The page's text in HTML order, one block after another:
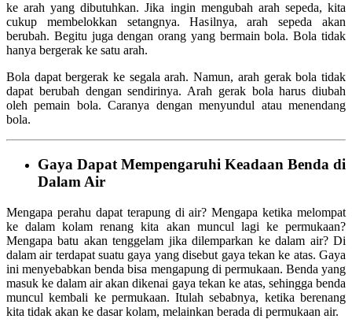
ke arah yang dibutuhkan. Jika ingin mengubah arah sepeda, kita
cukup membelokkan setangnya. Hasilnya, arah sepeda akan
berubah. Begitu juga dengan orang yang bermain bola. Bola tidak
hanya bergerak ke satu arah.
Bola dapat bergerak ke segala arah. Namun, arah gerak bola tidak
dapat berubah dengan sendirinya. Arah gerak bola harus diubah
oleh pemain bola. Caranya dengan menyundul atau menendang
bola.
Gaya Dapat Mempengaruhi Keadaan Benda di
Dalam Air
Mengapa perahu dapat terapung di air? Mengapa ketika melompat
ke dalam kolam renang kita akan muncul lagi ke permukaan?
Mengapa batu akan tenggelam jika dilemparkan ke dalam air? Di
dalam air terdapat suatu gaya yang disebut gaya tekan ke atas. Gaya
ini menyebabkan benda bisa mengapung di permukaan. Benda yang
masuk ke dalam air akan dikenai gaya tekan ke atas, sehingga benda
muncul kembali ke permukaan. Itulah sebabnya, ketika berenang
kita tidak akan ke dasar kolam, melainkan berada di permukaan air.